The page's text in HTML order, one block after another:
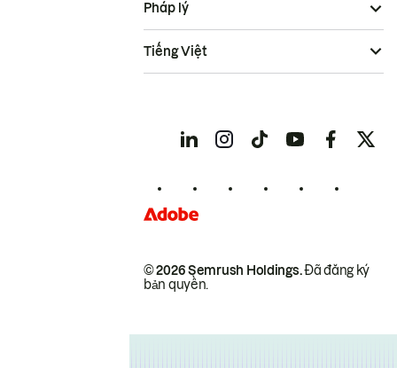
© 2026 Semrush Holdings.Đã đăng ký
bản quyền.
Pháp lý
Tiếng Việt